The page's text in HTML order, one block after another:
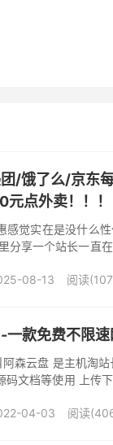
/饿了么/京东
点外卖！！！
感觉实在是没什么
分享一个站长一直
08-13 阅读
款免费不限速
森云盘 是主机淘
码文档等使用 上传
04-03 阅读